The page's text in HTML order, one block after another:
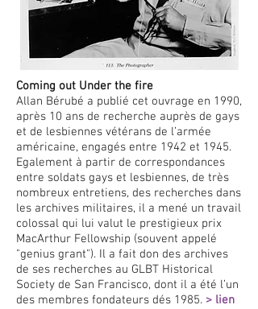
Coming out Under the fire
Allan Bérubé a publié cet ouvrage en 1990,
après 10 ans de recherche auprès de gays
et de lesbiennes vétérans de l’armée
américaine, engagés entre 1942 et 1945.
Egalement à partir de correspondances
entre soldats gays et lesbiennes, de très
nombreux entretiens, des recherches dans
les archives militaires, il a mené un travail
colossal qui lui valut le prestigieux prix
MacArthur Fellowship (souvent appelé
"genius grant"). Il a fait don des archives
de ses recherches au GLBT Historical
Society de San Francisco, dont il a été l’un
des membres fondateurs dés 1985. > lien